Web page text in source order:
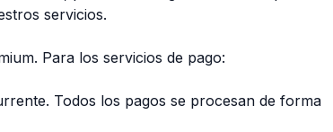
servicios.
Para los servicios de pago:
Todos los pagos se procesan de forma